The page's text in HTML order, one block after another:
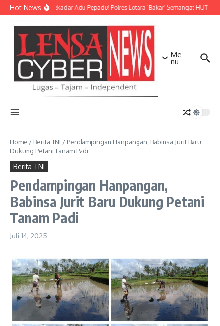
Lewati ke konten
Hot NewsBukan Sekadar Adu Pepadu! Polres Lotara ‘Bakar’ Semangat HUT
Me
nu
Home / Berita TNI / Pendampingan Hanpangan, Babinsa Jurit Baru
Dukung Petani Tanam Padi
Berita TNI
Pendampingan Hanpangan,
Babinsa Jurit Baru Dukung Petani
Tanam Padi
Juli 14, 2025